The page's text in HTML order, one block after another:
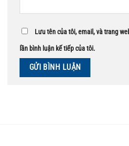
Lưu tên của tôi, email, và trang
lần bình luận kế tiếp của tôi.